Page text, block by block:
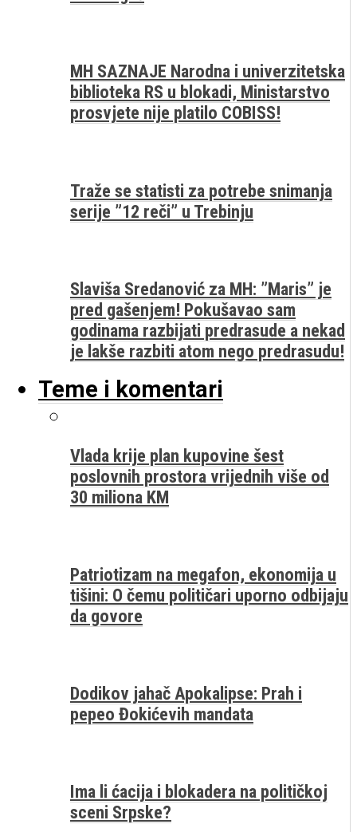
MH SAZNAJE Narodna i univerzitetska
biblioteka RS u blokadi, Ministarstvo
prosvjete nije platilo COBISS!
Traže se statisti za potrebe snimanja
serije ”12 reči” u Trebinju
Slaviša Sredanović za MH: ”Maris” je
pred gašenjem! Pokušavao sam
godinama razbijati predrasude a nekad
je lakše razbiti atom nego predrasudu!
Teme i komentari
Vlada krije plan kupovine šest
poslovnih prostora vrijednih više od
30 miliona KM
Patriotizam na megafon, ekonomija u
tišini: O čemu političari uporno odbijaju
da govore
Dodikov jahač Apokalipse: Prah i
pepeo Đokićevih mandata
Ima li ćacija i blokadera na političkoj
sceni Srpske?